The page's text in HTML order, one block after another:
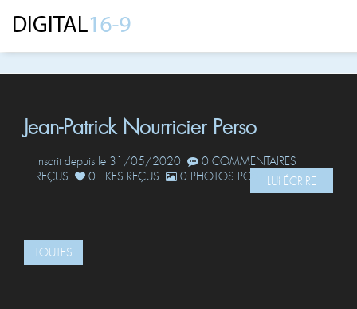
Jean-Patrick Nourricier Perso
Inscrit depuis le 31/05/2020
0 COMMENTAIRES
REÇUS
0 LIKES REÇUS 0 PHOTOS POSTÉESLUI ÉCRIRE
TOUTES